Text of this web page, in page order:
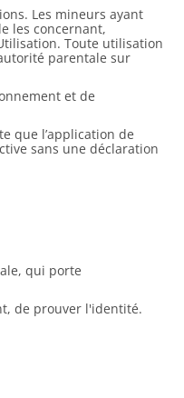
Les mineurs ayant
les concernant,
Toute utilisation
parentale sur
et de
que l’application de
sans une déclaration
qui porte
de prouver l'identité.